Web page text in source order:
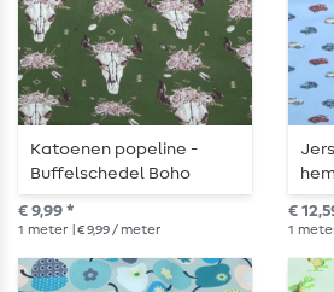
Katoenen popeline -
Buffelschedel Boho
donkergroen
€ 9,99 *
1 meter | € 9,99 / meter
€
1